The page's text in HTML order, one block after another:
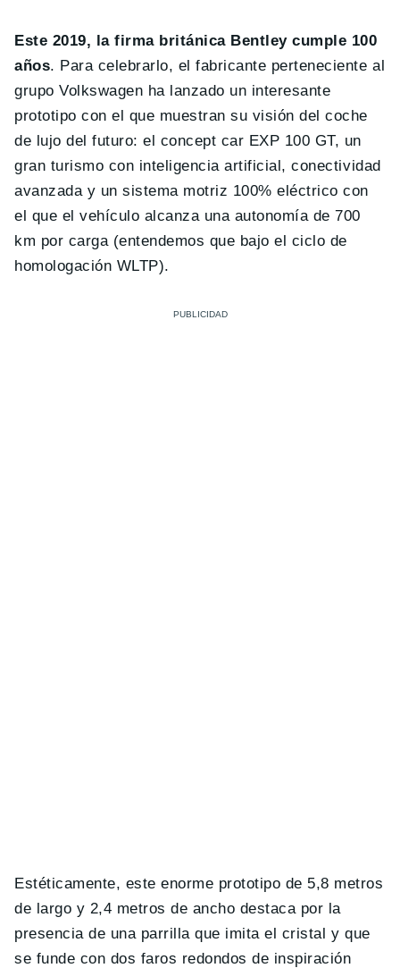
Este 2019, la firma británica Bentley cumple 100
años. Para celebrarlo, el fabricante perteneciente al
grupo Volkswagen ha lanzado un interesante
prototipo con el que muestran su visión del coche
de lujo del futuro: el concept car EXP 100 GT, un
gran turismo con inteligencia artificial, conectividad
avanzada y un sistema motriz 100% eléctrico con
el que el vehículo alcanza una autonomía de 700
km por carga (entendemos que bajo el ciclo de
homologación WLTP).
Estéticamente, este enorme prototipo de 5,8 metros
de largo y 2,4 metros de ancho destaca por la
presencia de una parrilla que imita el cristal y que
se funde con dos faros redondos de inspiración